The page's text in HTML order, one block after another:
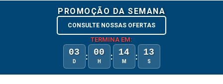
PROMOÇÃO DA SEMANA
CONSULTE NOSSAS OFERTAS
TERMINA EM:
03
D : 00
H : 14
M : 13
S